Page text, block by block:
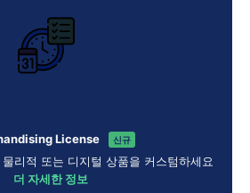
License 신규
리적 또는 디지털 상품을 커스텀하세요
더 자세한 정보